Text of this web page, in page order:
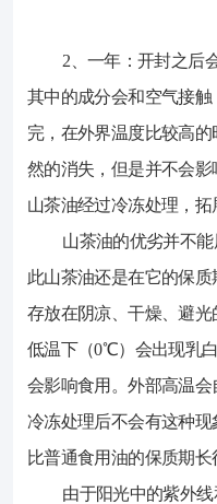
2、一年：开封之后
其中的成分会和空气接
完，在外界温度比较高
然的消失，但是并不会
山茶油经过冷冻处理，拓
山茶油的优劣并不
此山茶油还是在它的保
存放在阴凉、干燥、避光
低温下（0℃）会出现乳
会影响食用。外部高温
冷冻处理后不会有这种现
比普通食用油的保质期长
由于阳光中的紫外